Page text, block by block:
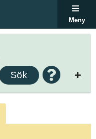
Meny
Sök